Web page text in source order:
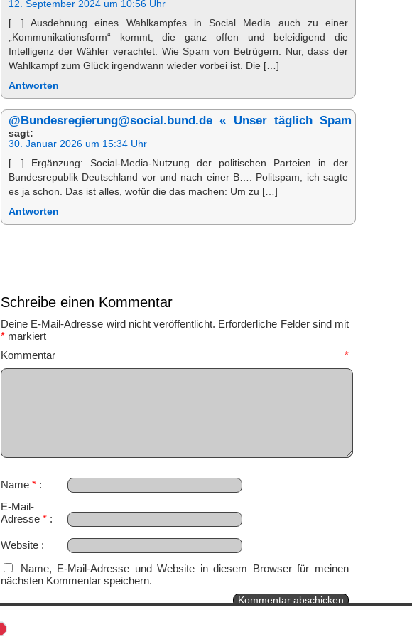
12. September 2024 um 10:56 Uhr
[…] Ausdehnung eines Wahlkampfes in Social Media auch zu einer
„Kommunikationsform“ kommt, die ganz offen und beleidigend die
Intelligenz der Wähler verachtet. Wie Spam von Betrügern. Nur, dass der
Wahlkampf zum Glück irgendwann wieder vorbei ist. Die […]
Antworten
@Bundesregierung@social.bund.de « Unser täglich Spam
sagt:
30. Januar 2026 um 15:34 Uhr
[…] Ergänzung: Social-Media-Nutzung der politischen Parteien in der
Bundesrepublik Deutschland vor und nach einer B…. Politspam, ich sagte
es ja schon. Das ist alles, wofür die das machen: Um zu […]
Antworten
Schreibe einen Kommentar
Deine E-Mail-Adresse wird nicht veröffentlicht. Erforderliche Felder sind mit
* markiert
Kommentar *
Name *
E-Mail-
Adresse *
Website
Name, E-Mail-Adresse und Website in diesem Browser für meinen
nächsten Kommentar speichern.